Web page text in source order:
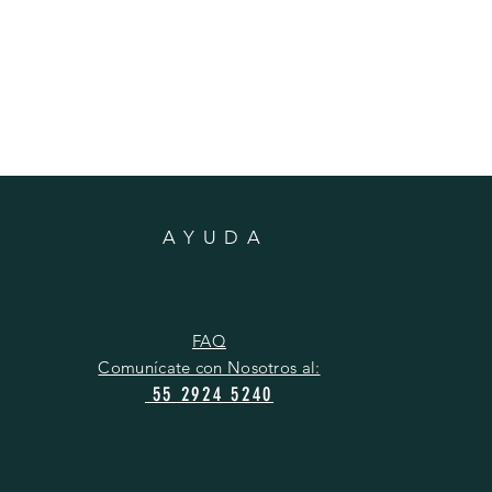
AYUDA
FAQ
Comunícate con Nosotros al:
55 2924 5240